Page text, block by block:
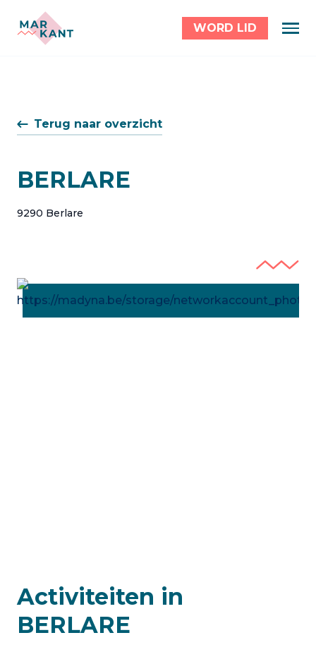
WORD LID
Terug naar overzicht
BERLARE
9290 Berlare
Activiteiten in
BERLARE